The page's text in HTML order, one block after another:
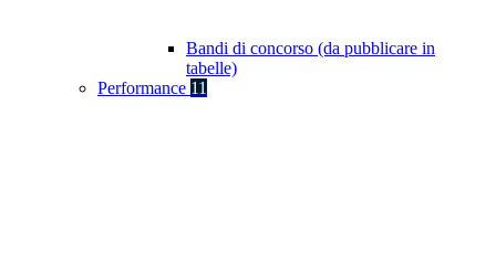
Bandi di concorso (da pubblicare in
tabelle)
Performance 11